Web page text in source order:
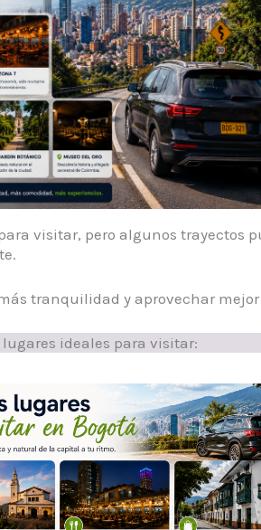
visitar, pero algunos trayectos
tranquilidad y aprovechar
ideales para visitar: